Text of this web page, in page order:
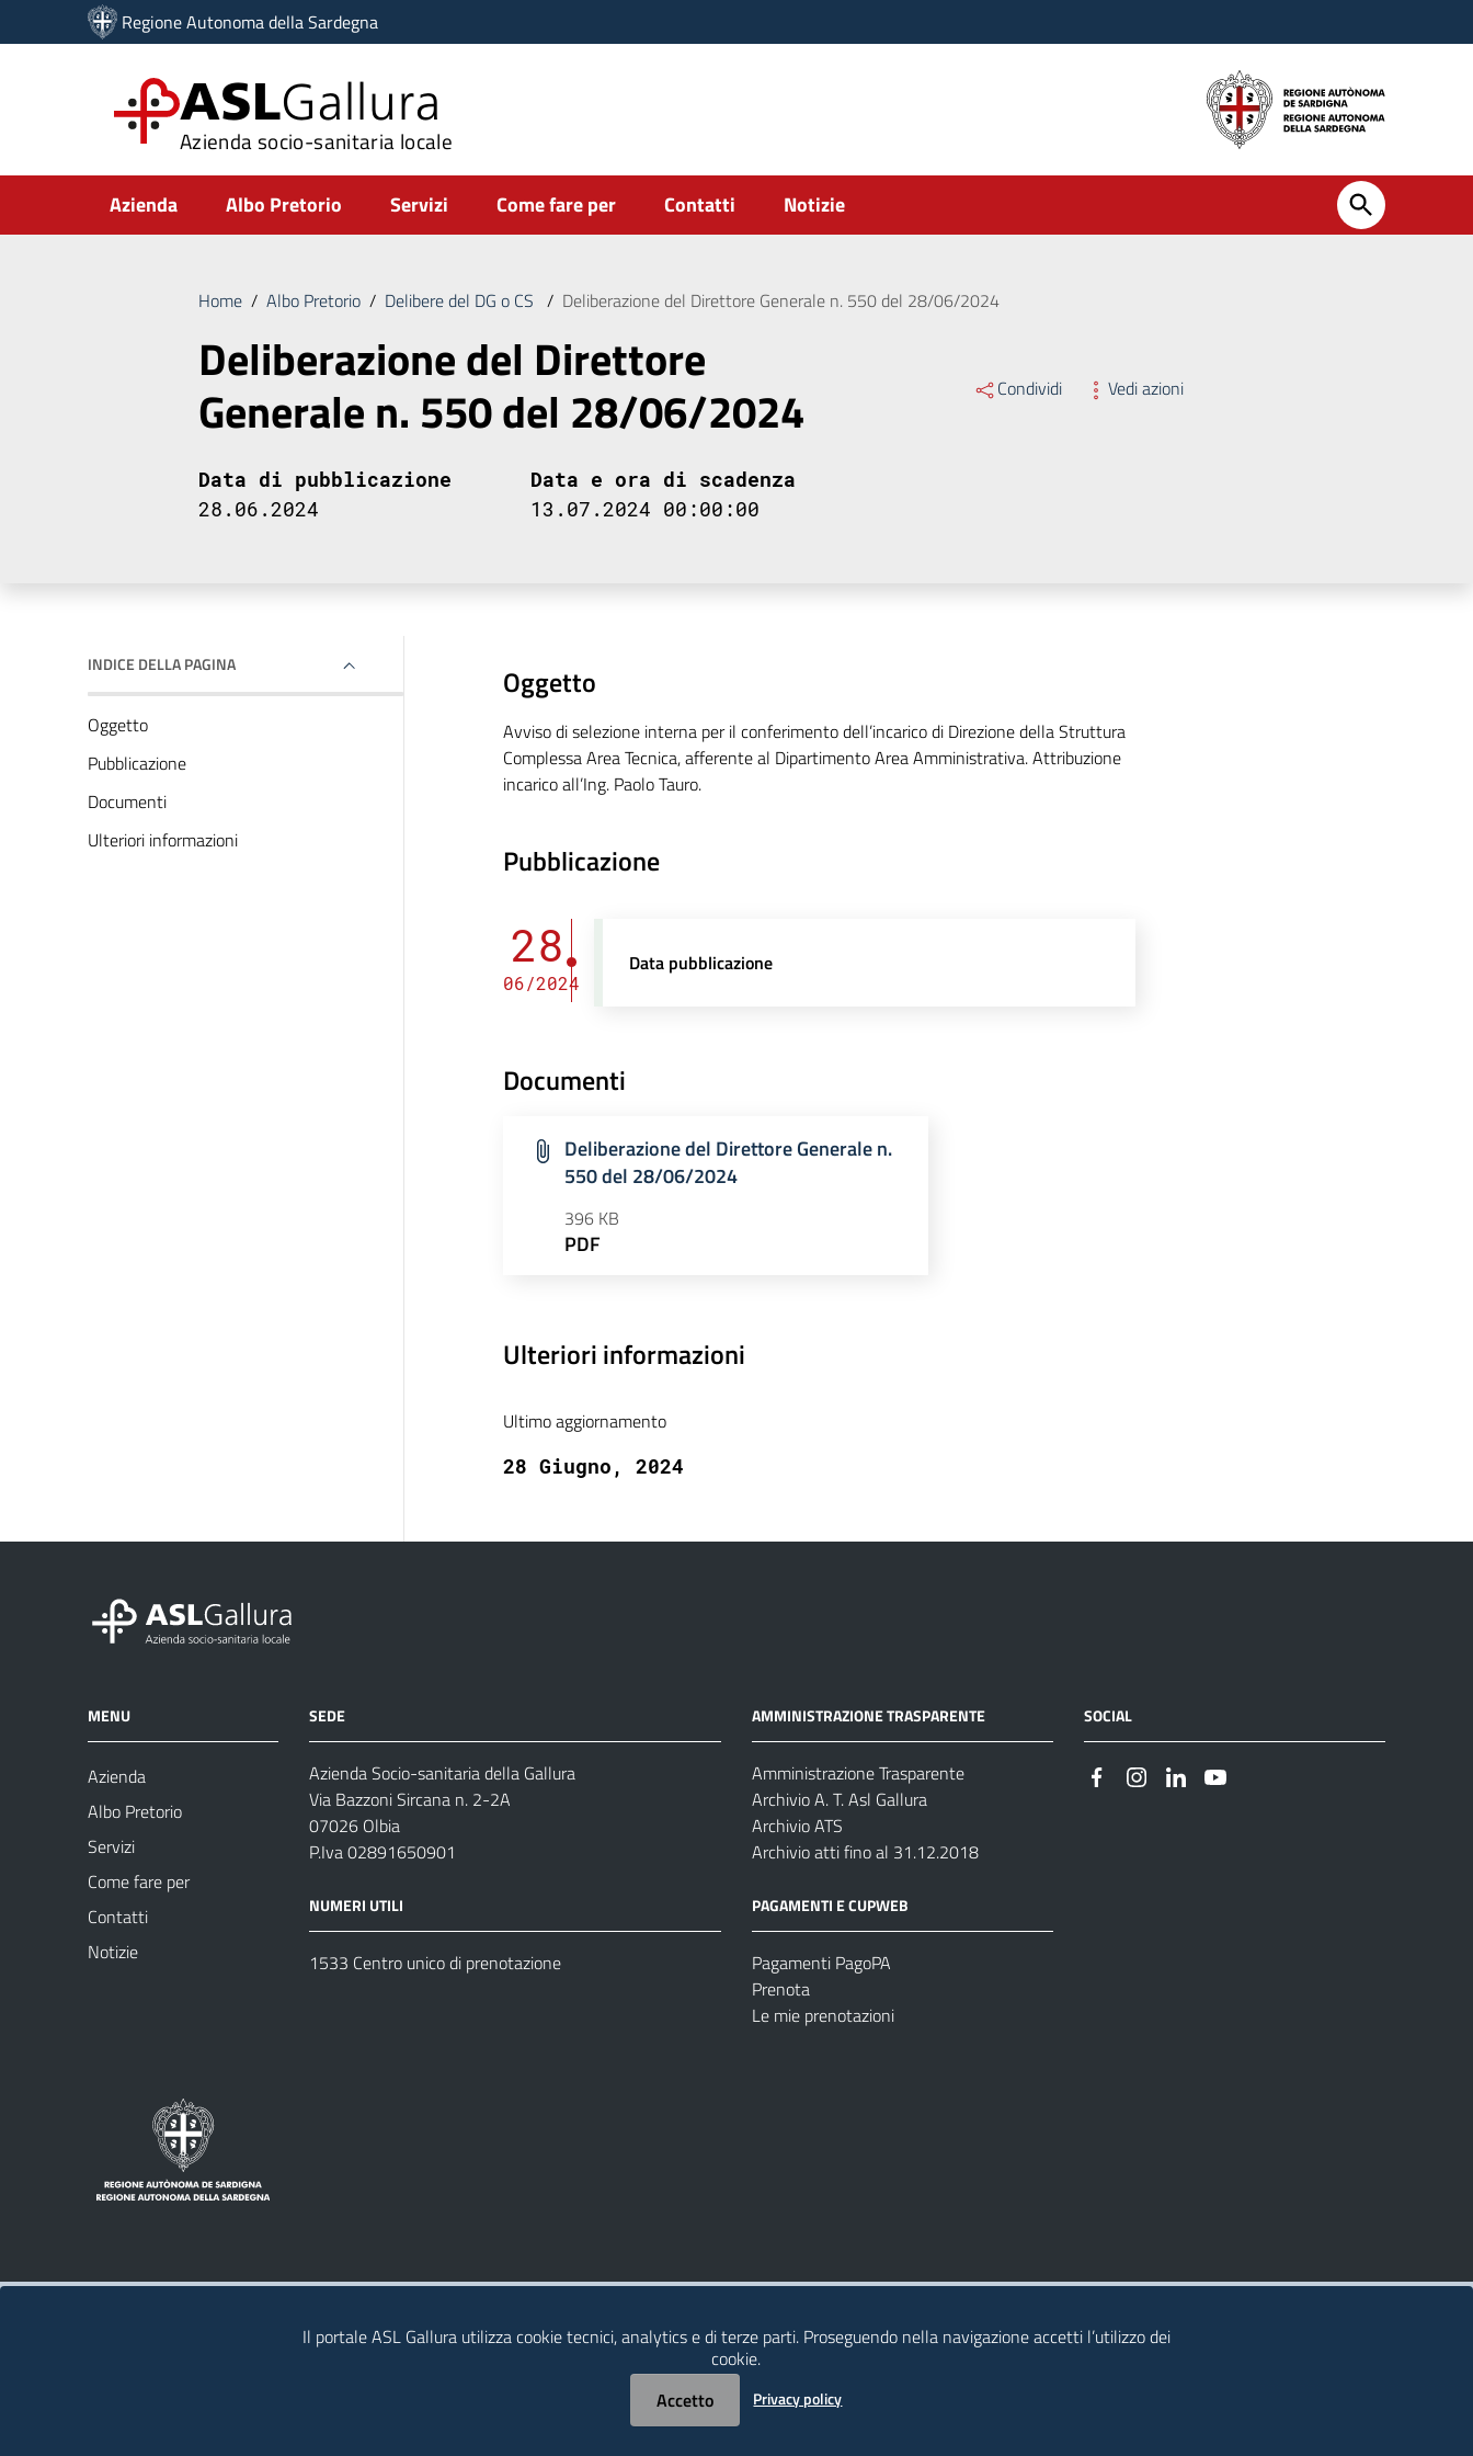
Vai ai contenuti
Vai al menu di navigazione
Regione Autonoma della Sardegna
ASLGallura
Azienda socio-sanitaria locale
Submenu
Azienda Albo Pretorio Servizi Come fare per Contatti Notizie
Home / Albo Pretorio / Delibere del DG o CS / Deliberazione del Direttore Generale n. 550 del 28/06/2024
Deliberazione del Direttore
Generale n. 550 del 28/06/2024 Condividi Vedi azioni
Data di pubblicazione
28.06.2024
Data e ora di scadenza
13.07.2024 00:00:00
INDICE DELLA PAGINA
Oggetto
Pubblicazione
Documenti
Ulteriori informazioni
Oggetto
Avviso di selezione interna per il conferimento dell’incarico di Direzione della Struttura
Complessa Area Tecnica, afferente al Dipartimento Area Amministrativa. Attribuzione
incarico all’Ing. Paolo Tauro.
Pubblicazione
28
06/2024
Data pubblicazione
Documenti
Deliberazione del Direttore Generale n.
550 del 28/06/2024
396 KB
PDF
Ulteriori informazioni
Ultimo aggiornamento
28 Giugno, 2024
MENU
Azienda
Albo Pretorio
Servizi
Come fare per
Contatti
Notizie
SEDE
Azienda Socio-sanitaria della Gallura
Via Bazzoni Sircana n. 2-2A
07026 Olbia
P.Iva 02891650901
NUMERI UTILI
1533 Centro unico di prenotazione
AMMINISTRAZIONE TRASPARENTE
Amministrazione Trasparente
Archivio A. T. Asl Gallura
Archivio ATS
Archivio atti fino al 31.12.2018
PAGAMENTI E CUPWEB
Pagamenti PagoPA
Prenota
Le mie prenotazioni
SOCIAL
Il portale ASL Gallura utilizza cookie tecnici, analytics e di terze parti. Proseguendo nella navigazione accetti l’utilizzo dei
cookie.
Accetto
Privacy policy